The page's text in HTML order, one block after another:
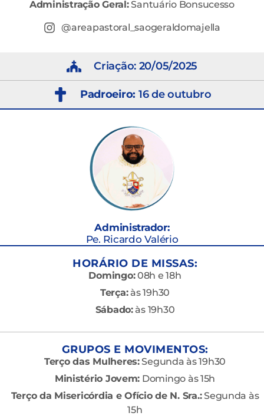
Administração Geral:Santuário Bonsucesso
@areapastoral_saogeraldomajella
Criação: 20/05/2025
Padroeiro: 16 de outubro
Administrador:
Pe. Ricardo Valério
HORÁRIO DE MISSAS:
Domingo:08h e 18h
Terça:às 19h30
Sábado:às 19h30
GRUPOS E MOVIMENTOS:
Terço das Mulheres:Segunda às 19h30
Ministério Jovem: Domingo às 15h
Terço da Misericórdia e Ofício de N. Sra.:Segunda às
15h